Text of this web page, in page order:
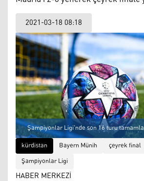
2021-03-18 08:18
Şampiyonlar Ligi'nde son 16 turu
kürdistan
Bayern Münih çeyrek final
Şampiyonlar Ligi
HABER MERKEZİ